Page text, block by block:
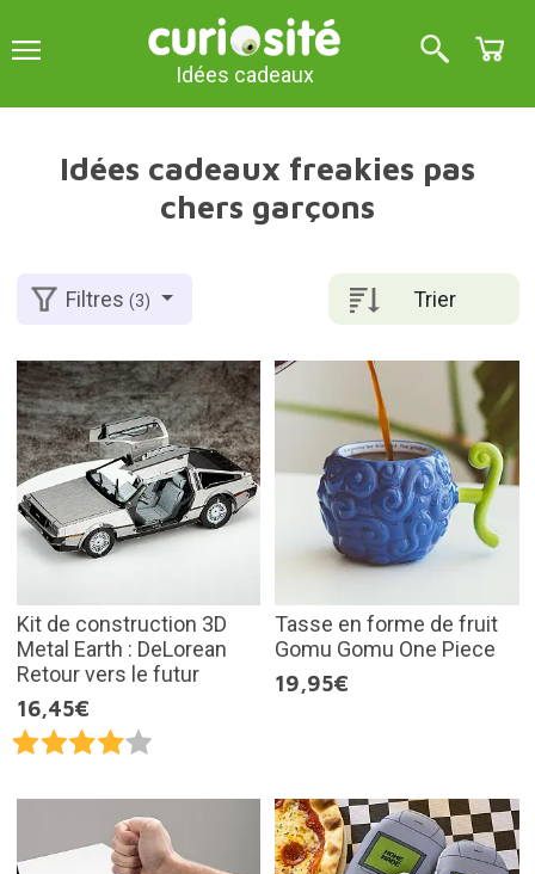
Idées cadeaux
Idées cadeaux freakies pas
chers garçons
Trier
Filtres(3)
Kit de construction 3D
Metal Earth : DeLorean
Retour vers le futur
16,45€
Tasse en forme de fruit
Gomu Gomu One Piece
19,95€